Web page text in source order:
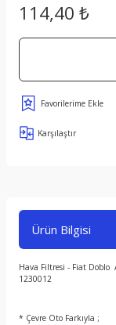
114,40 ₺
Karşılaştır
Ürün Bilgisi
Hava Filtresi - Fiat Doblo
1230012
* Çevre Oto Farkıyla ;